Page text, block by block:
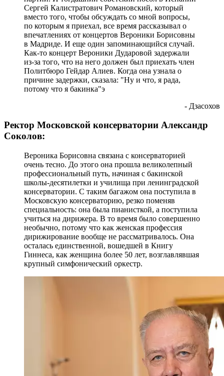
Сергей Калистратович Романовский, который
вместо того, чтобы обсуждать со мной вопросы,
по которым я приехал, все время рассказывал о
впечатлениях от концертов Вероники Борисовны
в Мадриде. И еще один запоминающийся случай.
Как-то концерт Вероники Дударовой задержали
из-за того, что на него должен был приехать член
Политбюро Гейдар Алиев. Когда она узнала о
причине задержки, сказала: "Ну и что, я рада,
потому что я бакинка"э
- Дзасохов
Ректор Московской консерватории Александр
Соколов:
Вероника Борисовна связана с консерваторией
очень тесно. До этого она прошла великолепный
профессиональный путь, начиная с бакинской
школы-десятилетки и училища при ленинградской
консерватории. С таким багажом она поступила в
Московскую консерваторию, резко поменяв
специальность: она была пианисткой, а поступила
учиться на дирижера. В то время было совершенно
необычно, потому что как женская профессия
дирижирование вообще не рассматривалось. Она
осталась единственной, вошедшей в Книгу
Гиннеса, как женщина более 50 лет, возглавлявшая
крупный симфонический оркестр.